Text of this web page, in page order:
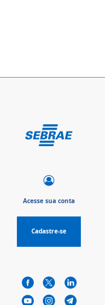
Acesse sua conta
Cadastre-se